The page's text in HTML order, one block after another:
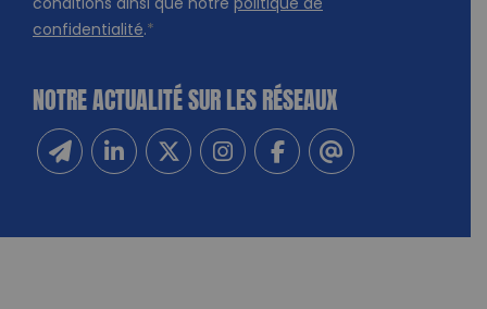
confidentialité.*
NOTRE ACTUALITÉ SUR LES RÉSEAUX